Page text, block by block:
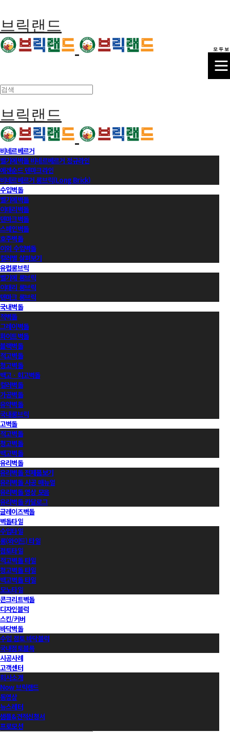
브릭랜드
브릭랜드
비네르베르거
벨기에벽돌 비네르베르거 정규라인
에겐순드 덴마크라인
비네르베르거 롱브릭(Long Brick)
수입벽돌
벨기에벽돌
이태리벽돌
덴마크벽돌
스페인벽돌
호주벽돌
이외 수입벽돌
컬러별 살펴보기
유럽롱브릭
벨기에 롱브릭
이태리 롱브릭
덴마크 롱브릭
국내벽돌
적벽돌
그레이벽돌
화이트벽돌
블랙벽돌
적고벽돌
청고벽돌
백고ㆍ회고벽돌
컬러벽돌
가공벽돌
유약벽돌
국내롱브릭
고벽돌
적고벽돌
청고벽돌
백고벽돌
유리벽돌
유리벽돌 전제품보기
유리벽돌 시공 매뉴얼
유리벽돌 영상 모음
유리벽돌 카달로그
글레이즈벽돌
벽돌타일
수입타일
롱(와이드) 타일
점토타일
적고벽돌 타일
청고벽돌 타일
백고벽돌 타일
모노타일
콘크리트벽돌
디자인블럭
스킨/커버
바닥벽돌
수입 점토 바닥블럭
국내점토블록
시공사례
고객센터
회사소개
Now 브릭랜드
동영상
뉴스레터
샘플&견적신청서
프로모션
모 두 보